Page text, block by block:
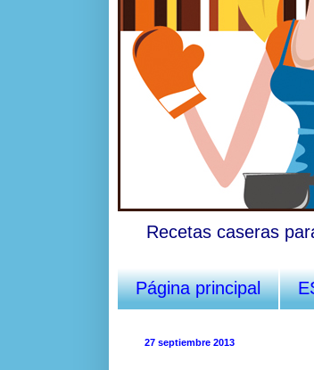
Recetas caseras
Página principal
27 septiembre 2013